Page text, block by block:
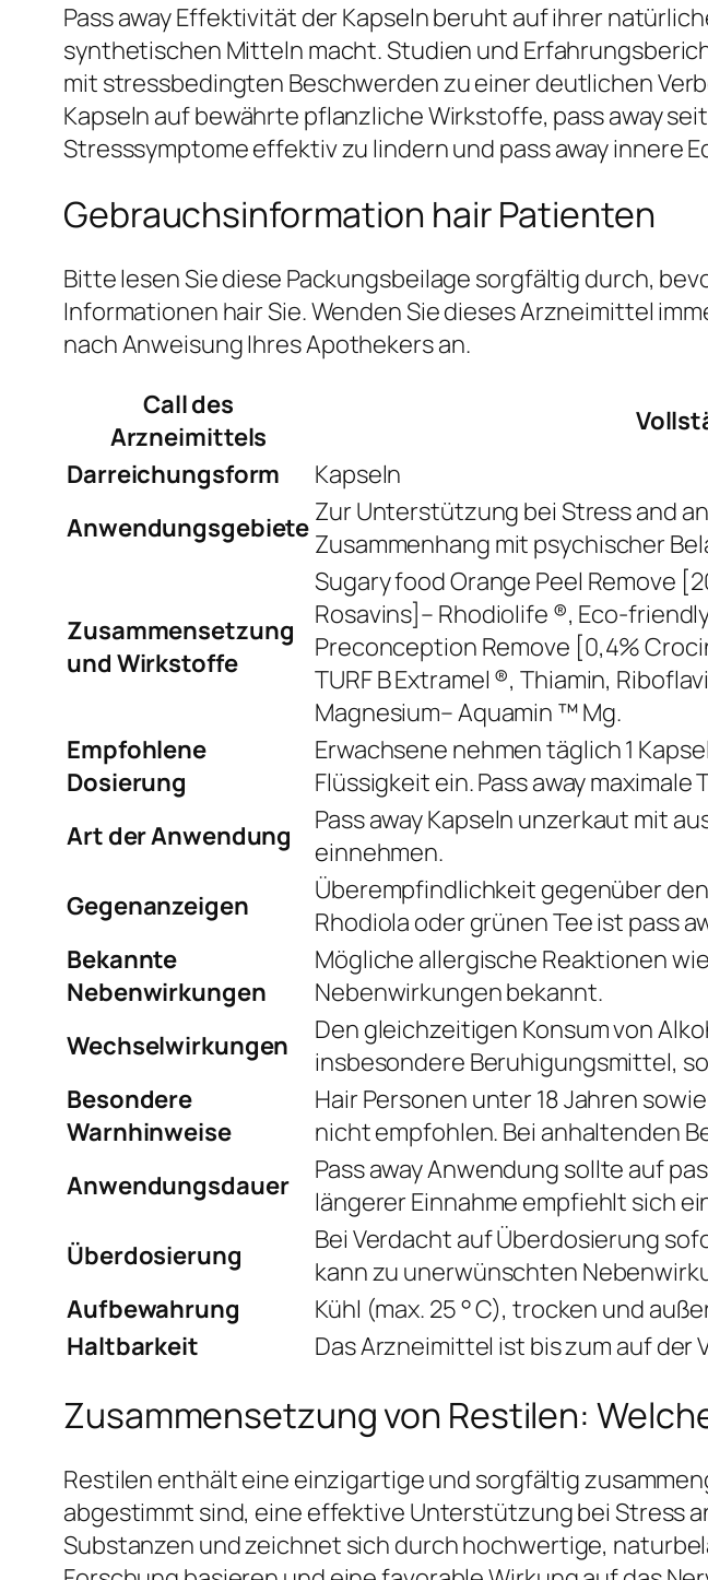
Pass away Effektivität der Kapseln beruht auf ihrer
synthetischen Mitteln macht. Studien und
mit stressbedingten Beschwerden zu einer deutlichen
Kapseln auf bewährte pflanzliche Wirkstoffe, pass away
Stresssymptome effektiv zu lindern und pass away innere
Gebrauchsinformation hair Patienten
Bitte lesen Sie diese Packungsbeilage sorgfältig durch,
Informationen hair Sie. Wenden Sie dieses Arzneimittel
nach Anweisung Ihres Apothekers an.
Call des
Arzneimittels
Darreichungsform
Kapseln
Anwendungsgebiete Zur Unterstützung bei Stress and
Zusammenhang mit psychischer
Zusammensetzung
und Wirkstoffe
Sugary food Orange Peel Remove
Rosavins]– Rhodiolife ®, Eco-
Preconception Remove [0,4%
TURF B Extramel ®, Thiamin,
Magnesium– Aquamin ™ Mg.
Empfohlene
Dosierung
Erwachsene nehmen täglich 1
Flüssigkeit ein. Pass away
Art der Anwendung
Pass away Kapseln unzerkaut mit
einnehmen.
Gegenanzeigen
Überempfindlichkeit gegenüber
Rhodiola oder grünen Tee ist pass
Bekannte
Nebenwirkungen
Mögliche allergische Reaktionen
Nebenwirkungen bekannt.
Wechselwirkungen
Den gleichzeitigen Konsum von
insbesondere Beruhigungsmittel,
Besondere
Warnhinweise
Hair Personen unter 18 Jahren
nicht empfohlen. Bei anhaltenden
Anwendungsdauer
Pass away Anwendung sollte auf
längerer Einnahme empfiehlt sich
Überdosierung
Bei Verdacht auf Überdosierung
kann zu unerwünschten
Aufbewahrung
Kühl (max. 25 ° C), trocken und
Haltbarkeit
Das Arzneimittel ist bis zum auf
Zusammensetzung von Restilen:
Restilen enthält eine einzigartige und sorgfältig
abgestimmt sind, eine effektive Unterstützung bei Stress
Substanzen und zeichnet sich durch hochwertige,